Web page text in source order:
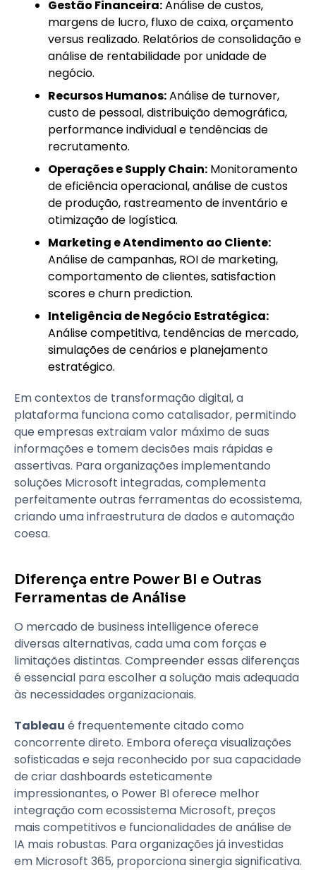
Gestão Financeira:Análise de custos,
margens de lucro, fluxo de caixa, orçamento
versus realizado. Relatórios de consolidação e
análise de rentabilidade por unidade de
negócio.
Recursos Humanos:Análise de turnover,
custo de pessoal, distribuição demográfica,
performance individual e tendências de
recrutamento.
Operações e Supply Chain: Monitoramento
de eficiência operacional, análise de custos
de produção, rastreamento de inventário e
otimização de logística.
Marketing e Atendimento ao Cliente:
Análise de campanhas, ROI de marketing,
comportamento de clientes, satisfaction
scores e churn prediction.
Inteligência de Negócio Estratégica:
Análise competitiva, tendências de mercado,
simulações de cenários e planejamento
estratégico.
Em contextos de transformação digital, a
plataforma funciona como catalisador, permitindo
que empresas extraiam valor máximo de suas
informações e tomem decisões mais rápidas e
assertivas. Para organizações implementando
soluções Microsoft integradas, complementa
perfeitamente outras ferramentas do ecossistema,
criando uma infraestrutura de dados e automação
coesa.
Diferença entre Power BI e Outras
Ferramentas de Análise
O mercado de business intelligence oferece
diversas alternativas, cada uma com forças e
limitações distintas. Compreender essas diferenças
é essencial para escolher a solução mais adequada
às necessidades organizacionais.
Tableau é frequentemente citado como
concorrente direto. Embora ofereça visualizações
sofisticadas e seja reconhecido por sua capacidade
de criar dashboards esteticamente
impressionantes, o Power BI oferece melhor
integração com ecossistema Microsoft, preços
mais competitivos e funcionalidades de análise de
IA mais robustas. Para organizações já investidas
em Microsoft 365, proporciona sinergia significativa.